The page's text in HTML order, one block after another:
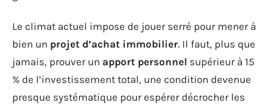
Le climat actuel impose de jouer serré pour mener à
bien un projet d’achat immobilier. Il faut, plus que
jamais, prouver un apport personnel supérieur à 15
% de l’investissement total, une condition devenue
presque systématique pour espérer décrocher les